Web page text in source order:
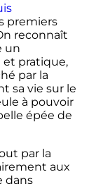
premiers
reconnaît
un
et pratique,
par la
sa vie sur le
à pouvoir
épée de
par la
aux
dans